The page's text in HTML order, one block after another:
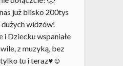
już blisko 200tys
dużych widzów!
i Dziecku wspaniałe
z muzyką, bez
tu i teraz♥☺